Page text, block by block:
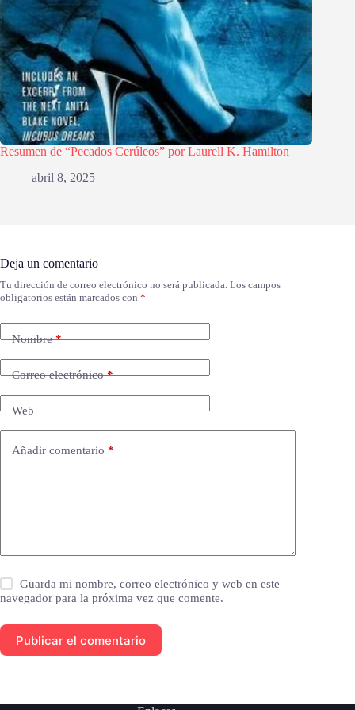
Resumen de “Pecados Cerúleos” por Laurell K. Hamilton
abril 8, 2025
Deja un comentario
Tu dirección de correo electrónico no será publicada. Los campos
obligatorios están marcados con *
Nombre*
Correo electrónico*
Web
Añadir comentario *
Guarda mi nombre, correo electrónico y web en este
navegador para la próxima vez que comente.
Publicar el comentario